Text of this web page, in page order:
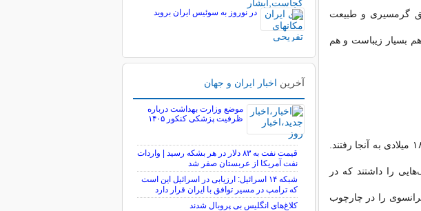
گرمسیری و طبیعت
بسیار زیباست و هم
وانوواتو در ابتدا سکونت گاه مردم ملانزی بود و اروپایی‌ها در قرن ۱۸ میلادی به آنجا رفتند.
را داشتند که در
فرانسوی را در چارچوب
در نوروز به سوئیس ایران بروید
آخرین اخبار ایران و جهان
موضع وزارت بهداشت درباره
ظرفیت پزشکی کنکور ۱۴۰۵
قیمت نفت به ۸۳ دلار در هر بشکه رسید | واردات
نفت آمریکا از عربستان صفر شد
شبکه ۱۴ اسرائیل: ارزیابی در اسرائیل این است
که ترامپ در مسیر توافق با ایران قرار دارد
کلاغ‌های انگلیس بی پروبال شدند